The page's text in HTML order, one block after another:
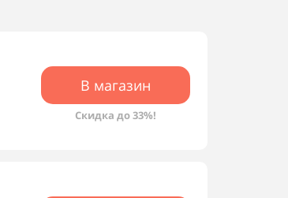
В магазин
Скидка до 33%!